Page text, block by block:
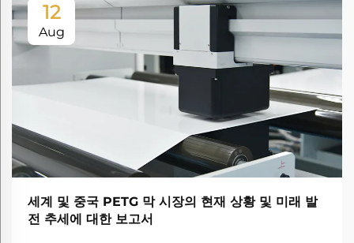
12
Aug
세계 및 중국 PETG 막 시장의 현재 상황 및 미래 발
전 추세에 대한 보고서